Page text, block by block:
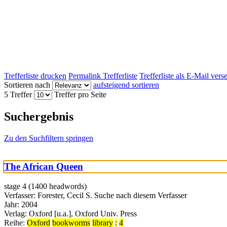
Trefferliste drucken Permalink Trefferliste Trefferliste als E-Mail
Sortieren nach
aufsteigend sortieren
5 Treffer
Treffer pro Seite
Suchergebnis
Zu den Suchfiltern springen
The African Queen
stage 4 (1400 headwords)
Verfasser: Forester, Cecil S. Suche nach diesem Verfasser
Jahr: 2004
Verlag: Oxford [u.a.], Oxford Univ. Press
Reihe: Oxford bookworms library : 4